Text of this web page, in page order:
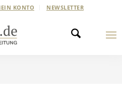
KONTO NEWSLETTER